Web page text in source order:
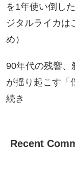
を1年使い倒し
ジタルライカは
め）
90年代の残響、
が揺り起こす「
続き
Recent